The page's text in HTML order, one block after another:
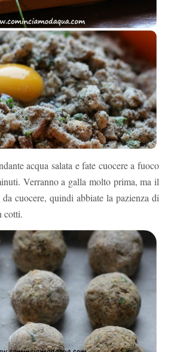
acqua salata e fate cuocere a fuoco
Verranno a galla molto prima, ma il
cuocere, quindi abbiate la pazienza di
cotti.